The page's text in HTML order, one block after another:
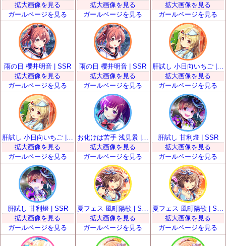
拡大画像を見る
ガールページを見る
拡大画像を見る
ガールページを見る
拡大画像を見る
ガールページを見る
雨の日 櫻井明音 | SSR
拡大画像を見る
ガールページを見る
雨の日 櫻井明音 | SSR
拡大画像を見る
ガールページを見る
肝試し 小日向いちご | SSR
拡大画像を見る
ガールページを見る
拡大画像を見る
ガールページを見る
お化けは苦手 浅見景 | SSR
拡大画像を見る
ガールページを見る
肝試し 甘利燈 | SSR
拡大画像を見る
ガールページを見る
肝試し 甘利燈 | SSR
拡大画像を見る
ガールページを見る
拡大画像を見る
ガールページを見る
拡大画像を見る
ガールページを見る